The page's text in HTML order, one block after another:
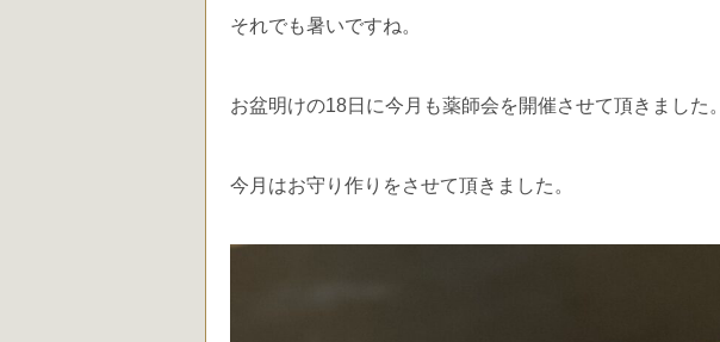
それでも暑いですね。
お盆明けの18日に今月も薬師会を開催させて頂きました。
今月はお守り作りをさせて頂きました。